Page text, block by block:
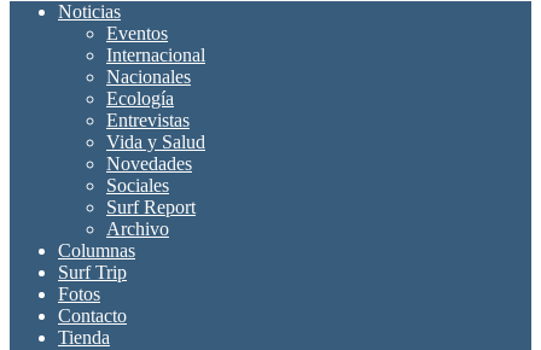
Noticias
Eventos
Internacional
Nacionales
Ecología
Entrevistas
Vida y Salud
Novedades
Sociales
Surf Report
Archivo
Columnas
Surf Trip
Fotos
Contacto
Tienda